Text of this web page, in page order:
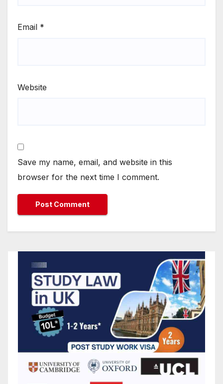
Email *
Website
Save my name, email, and website in this
browser for the next time I comment.